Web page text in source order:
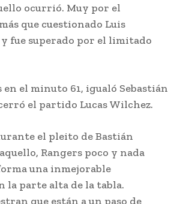
ocurrió. Muy por el
que cuestionado Luis
fue superado por el limitado
el minuto 61, igualó Sebastián
el partido Lucas Wilchez.
el pleito de Bastián
Rangers poco y nada
una inmejorable
la parte alta de la tabla.
que están a un paso de